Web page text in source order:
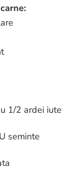
1/2 ardei iute
seminte